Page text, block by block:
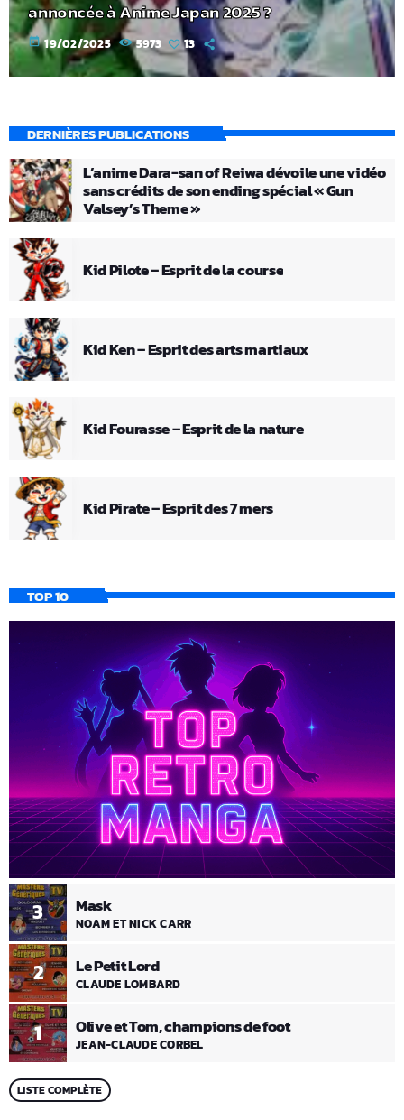
annoncée à Anime Japan 2025 ?
today 19/02/2025 5973 13
DERNIÈRES PUBLICATIONS
L’anime Dara-san of Reiwa dévoile une vidéo
sans crédits de son ending spécial « Gun
Valsey’s Theme »
Kid Pilote – Esprit de la course
Kid Ken – Esprit des arts martiaux
Kid Fourasse – Esprit de la nature
Kid Pirate – Esprit des 7 mers
TOP 10
1 Olive et Tom, champions de foot
JEAN-CLAUDE CORBEL
2 Le Petit Lord
CLAUDE LOMBARD
3 Mask
NOAM ET NICK CARR
LISTE COMPLÈTE